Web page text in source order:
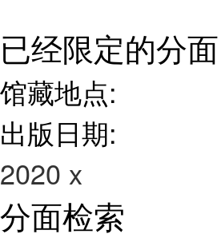
已经限定的分面
馆藏地点:
出版日期:
2020 x
分面检索